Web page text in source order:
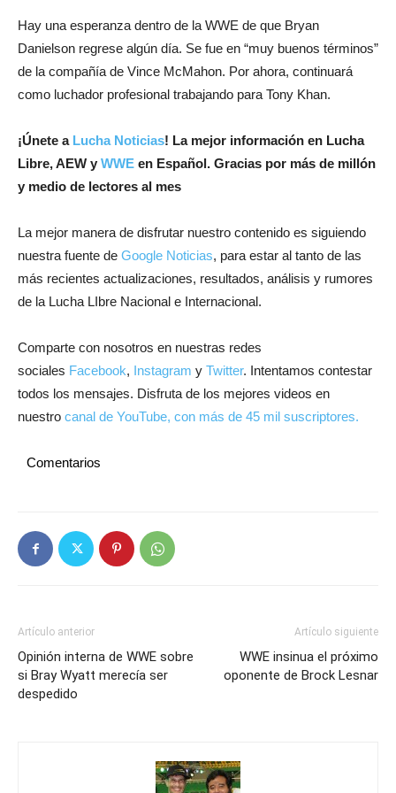
Hay una esperanza dentro de la WWE de que Bryan
Danielson regrese algún día. Se fue en “muy buenos términos”
de la compañía de Vince McMahon. Por ahora, continuará
como luchador profesional trabajando para Tony Khan.
¡Únete a Lucha Noticias! La mejor información en Lucha
Libre, AEW y WWE en Español. Gracias por más de millón
y medio de lectores al mes
La mejor manera de disfrutar nuestro contenido es siguiendo
nuestra fuente de Google Noticias, para estar al tanto de las
más recientes actualizaciones, resultados, análisis y rumores
de la Lucha LIbre Nacional e Internacional.
Comparte con nosotros en nuestras redes
sociales Facebook, Instagram y Twitter. Intentamos contestar
todos los mensajes. Disfruta de los mejores videos en
nuestro canal de YouTube, con más de 45 mil suscriptores.
Comentarios
Artículo anterior
Opinión interna de WWE sobre
si Bray Wyatt merecía ser
despedido
Artículo siguiente
WWE insinua el próximo
oponente de Brock Lesnar